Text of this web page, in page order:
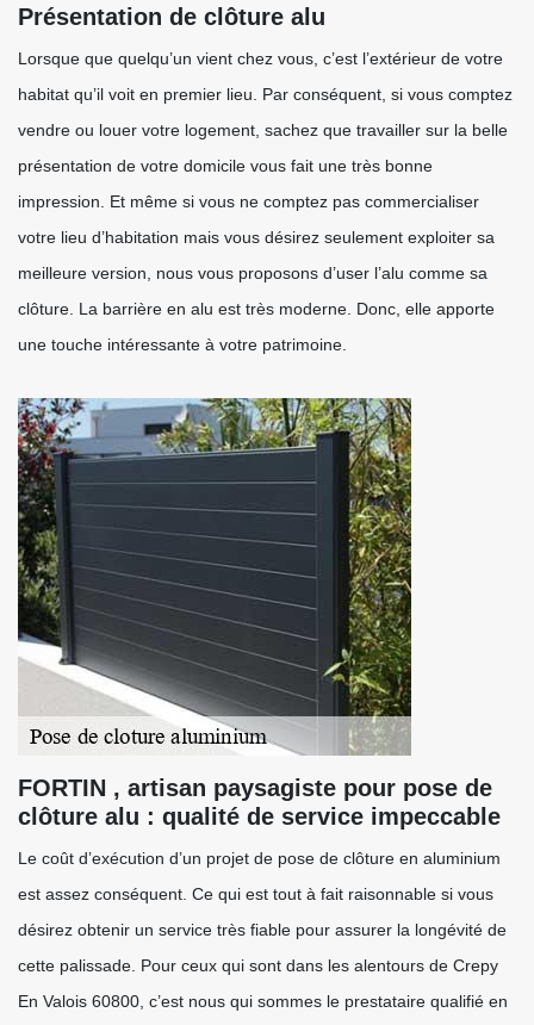
Présentation de clôture alu
Lorsque que quelqu’un vient chez vous, c’est l’extérieur de votre
habitat qu’il voit en premier lieu. Par conséquent, si vous comptez
vendre ou louer votre logement, sachez que travailler sur la belle
présentation de votre domicile vous fait une très bonne
impression. Et même si vous ne comptez pas commercialiser
votre lieu d’habitation mais vous désirez seulement exploiter sa
meilleure version, nous vous proposons d’user l’alu comme sa
clôture. La barrière en alu est très moderne. Donc, elle apporte
une touche intéressante à votre patrimoine.
FORTIN , artisan paysagiste pour pose de
clôture alu : qualité de service impeccable
Le coût d’exécution d’un projet de pose de clôture en aluminium
est assez conséquent. Ce qui est tout à fait raisonnable si vous
désirez obtenir un service très fiable pour assurer la longévité de
cette palissade. Pour ceux qui sont dans les alentours de Crepy
En Valois 60800, c’est nous qui sommes le prestataire qualifié en